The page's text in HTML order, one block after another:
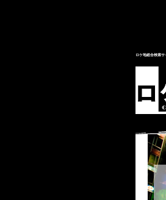
ロケ地総合検索サ